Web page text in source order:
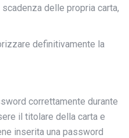
delle propria carta,
definitivamente la
correttamente durante
il titolare della carta e
inserita una password